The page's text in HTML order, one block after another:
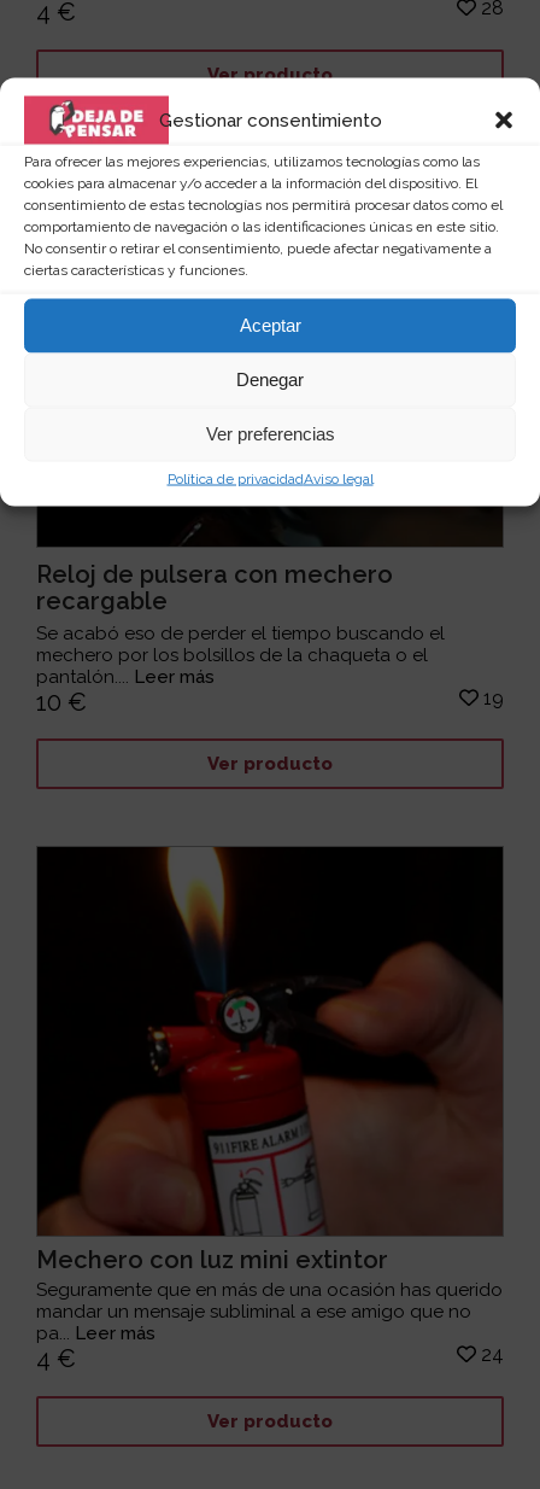
Gestionar consentimiento
Para ofrecer las mejores experiencias, utilizamos tecnologías como las
cookies para almacenar y/o acceder a la información del dispositivo. El
consentimiento de estas tecnologías nos permitirá procesar datos como el
comportamiento de navegación o las identificaciones únicas en este sitio.
No consentir o retirar el consentimiento, puede afectar negativamente a
ciertas características y funciones.
Aceptar
Denegar
Ver preferencias
Política de privacidadAviso legal
4 € 28
Ver producto
Reloj de pulsera con mechero
recargable
Se acabó eso de perder el tiempo buscando el
mechero por los bolsillos de la chaqueta o el
pantalón.... Leer más
10 € 19
Ver producto
Mechero con luz mini extintor
Seguramente que en más de una ocasión has querido
mandar un mensaje subliminal a ese amigo que no
pa... Leer más
4 € 24
Ver producto